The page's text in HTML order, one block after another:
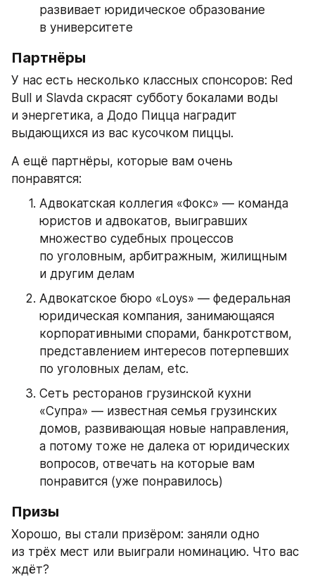
развивает юридическое образование
в университете
Партнёры
У нас есть несколько классных спонсоров: Red
Bull и Slavda скрасят субботу бокалами воды
и энергетика, а Додо Пицца наградит
выдающихся из вас кусочком пиццы.
А ещё партнёры, которые вам очень
понравятся:
Адвокатская коллегия «Фокс» — команда
юристов и адвокатов, выигравших
множество судебных процессов
по уголовным, арбитражным, жилищным
и другим делам
Адвокатское бюро «Loys» — федеральная
юридическая компания, занимающаяся
корпоративными спорами, банкротством,
представлением интересов потерпевших
по уголовных делам, etc.
Сеть ресторанов грузинской кухни
«Супра» — известная семья грузинских
домов, развивающая новые направления,
а потому тоже не далека от юридических
вопросов, отвечать на которые вам
понравится (уже понравилось)
Призы
Хорошо, вы стали призёром: заняли одно
из трёх мест или выиграли номинацию. Что вас
ждёт?